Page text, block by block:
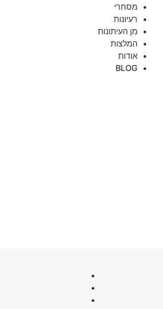
מסחרי
רעיונות
מן העיתונות
המלצות
אודות
BLOG